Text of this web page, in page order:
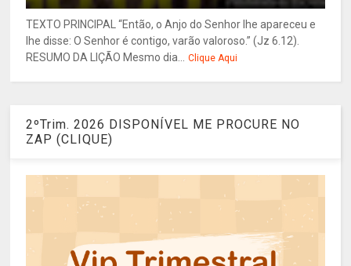
TEXTO PRINCIPAL “Então, o Anjo do Senhor lhe apareceu e
lhe disse: O Senhor é contigo, varão valoroso.” (Jz 6.12).
RESUMO DA LIÇÃO Mesmo dia... Clique Aqui
2ºTrim. 2026 DISPONÍVEL ME PROCURE NO
ZAP (CLIQUE)